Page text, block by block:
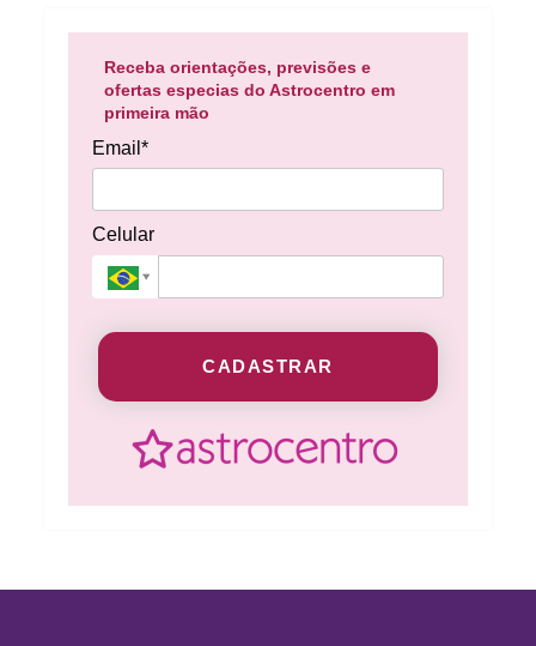
Receba orientações, previsões e
ofertas especias do Astrocentro em
primeira mão
Email*
Celular
CADASTRAR